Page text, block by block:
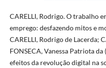
CARELLI, Rodrigo. O trabalho
emprego: desfazendo mitos e
CARELLI, Rodrigo de Lacerda;
FONSECA, Vanessa Patriota
efeitos da revolução digital na